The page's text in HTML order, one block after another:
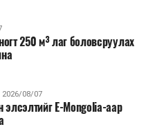
Н.Учрал онцоллоо.
захирагч нарт
20 хувиар бууруулах,
аялал, амралт, зугаалга,
арга хэмжээг зохион
шинэ орон тоо бий
хэрэглээг хэмнэх, хурал,
250 м³ лаг боловсруулах
2026/08/07
элсэлтийг E-Mongolia-аар